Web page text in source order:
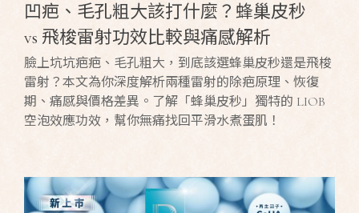
凹疤、毛孔粗大該打什麼？蜂巢皮秒
vs 飛梭雷射功效比較與痛感解析
臉上坑坑疤疤、毛孔粗大，到底該選蜂巢皮秒還是飛梭
雷射？本文為你深度解析兩種雷射的除疤原理、恢復
期、痛感與價格差異。了解「蜂巢皮秒」獨特的 LIOB
空泡效應功效，幫你無痛找回平滑水煮蛋肌！